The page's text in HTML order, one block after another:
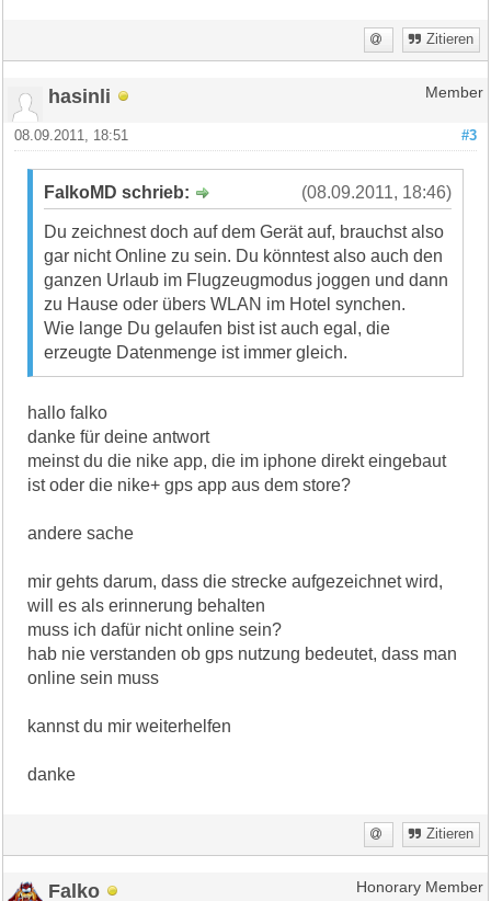
Zitieren
hasinli Member
#3
08.09.2011, 18:51
(08.09.2011, 18:46)
FalkoMD schrieb:
Du zeichnest doch auf dem Gerät auf, brauchst also
gar nicht Online zu sein. Du könntest also auch den
ganzen Urlaub im Flugzeugmodus joggen und dann
zu Hause oder übers WLAN im Hotel synchen.
Wie lange Du gelaufen bist ist auch egal, die
erzeugte Datenmenge ist immer gleich.
hallo falko
danke für deine antwort
meinst du die nike app, die im iphone direkt eingebaut
ist oder die nike+ gps app aus dem store?
andere sache
mir gehts darum, dass die strecke aufgezeichnet wird,
will es als erinnerung behalten
muss ich dafür nicht online sein?
hab nie verstanden ob gps nutzung bedeutet, dass man
online sein muss
kannst du mir weiterhelfen
danke
Zitieren
Falko Honorary Member